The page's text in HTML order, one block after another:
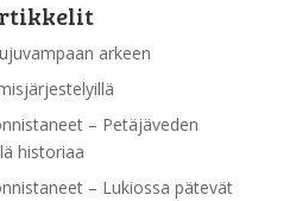
arkeen
– Petäjäveden
historiaa
– Lukiossa pätevät